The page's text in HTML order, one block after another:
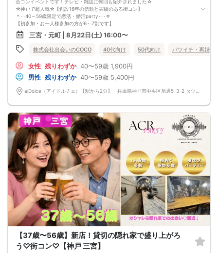
合コンイベントです！テレビ・雑誌に何回も紹介されました☆
☆神戸で超人気☆【創設16年の信頼と実績のある街コン】
＊･･40～59歳限定で恋活・婚活party･･･＊
【初参加・お一人様参加の方が6～7割です】
安心してご参加ください♪
お一人様でも気軽に参加できるparty☆
当イベントスタッフが参加者様の立場に立って、最初から最後まで徹底的にサポ
ートします♪
【駅から2分】【こだわりの開放空間】【豊富なドリンクメニュー】盛り上がるこ
と間違いなし☆
■□完全着席♪MCによる席がえあり！ 結婚式の二次会の有名店でBIG合コン
PARTY■□
MCによる席替え‼︎約20分に1度可能な限り席替えを設けており、都度LINE交換タ
いたします！
お店自慢のお料理を召し上がって頂きながら、ゆっくりと交流をお楽しみ頂きた
いと思います。
《結婚式の二次会の有名な会場で完全着席PARTY》
完全着席スタイルですので、立食形式が苦手な方や人見知りな方には是非オスス
メです
落ち着いた空間での交流が楽しめます！
《一人参加、初参加大歓迎》
完全着席スタイルですのでひとりぼっちになることはありません！お一人様参加
者様同士の席の配置。
スタッフのフォローが人気の理由です。
《恋人、友人、人脈、必ず出会える！大阪で超人気の飲み会！》
□結婚がしたい
□恋人が欲しい
□友人を増やしたい
□人脈を広げたい
□日常に刺激が欲しい
□お酒が大好き
□楽しいことが大好き
三宮・元町 | 8月22日(土) 16:00〜
株式会社出会いのCOCO 40代向け 50代向け バツイチ・再婚
女性 残りわずか 40〜59歳 1,900円
男性 残りわずか 40〜59歳 5,400円
【37歳〜56歳】新店！貸切の隠れ家で盛り上がろ
う♡街コン♡【神戸 三宮】